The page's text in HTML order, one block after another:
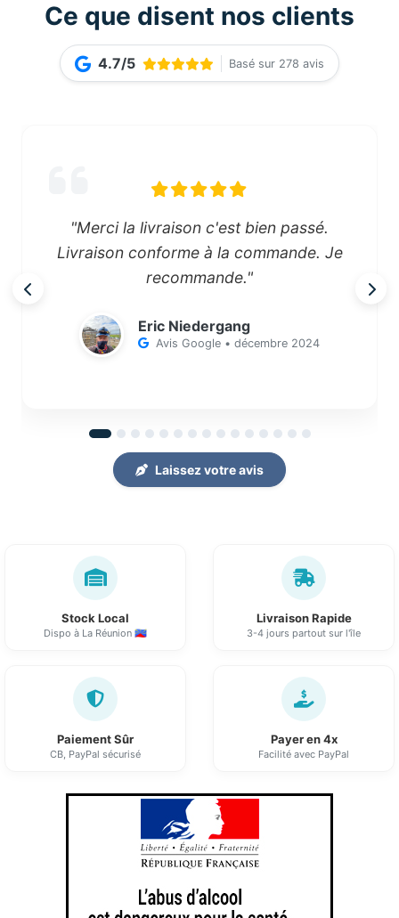
Ce que disent nos clients
4.7/5 Basé sur 278 avis
"Merci la livraison c'est bien passé.
Livraison conforme à la commande. Je
recommande."
Eric Niedergang
Avis Google • décembre 2024
Laissez votre avis
Stock Local
Dispo à La Réunion 🇷🇪
Livraison Rapide
3-4 jours partout sur l'île
Paiement Sûr
CB, PayPal sécurisé
Payer en 4x
Facilité avec PayPal